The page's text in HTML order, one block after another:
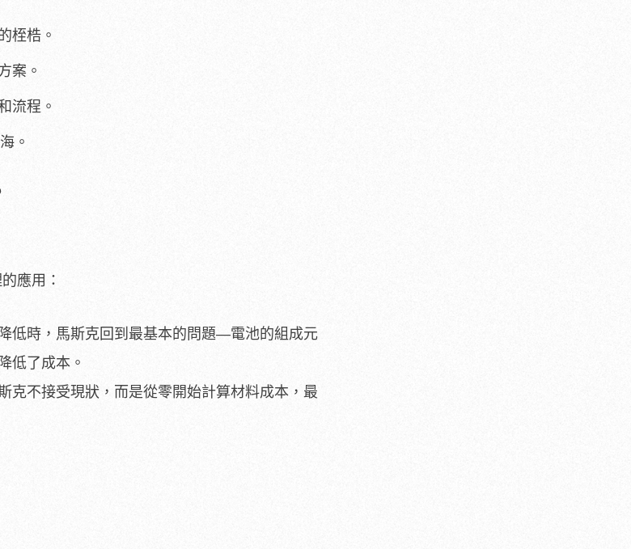
桎梏。
案。
流程。
。
應用：
低時，馬斯克回到最基本的問題—電池的組成元
低了成本。
克不接受現狀，而是從零開始計算材料成本，最